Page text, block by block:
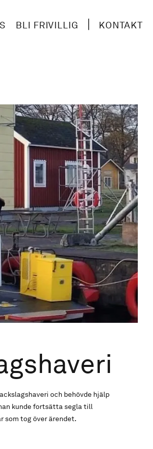
BLI FRIVILLIG KONTAKT
och behövde hjälp
kunde fortsätta segla till
som tog över ärendet.